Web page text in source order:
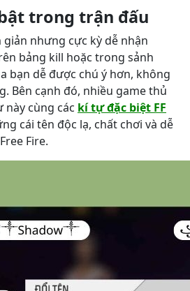
trong trận đấu
nhưng cực kỳ dễ nhận
bảng kill hoặc trong sảnh
bạn dễ được chú ý hơn, không
Bên cạnh đó, nhiều game thủ
cùng các kí tự đặc biệt FF
cái tên độc lạ, chất chơi và dễ
Fire.